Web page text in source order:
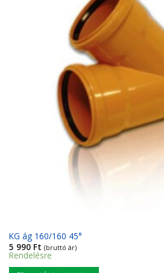
KG ág 160/160 45°
5 990 Ft (bruttó ár)
Rendelésre